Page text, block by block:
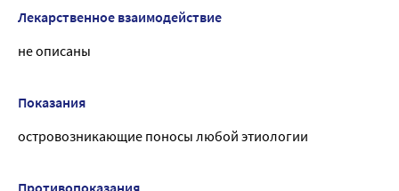
Лекарственное взаимодействие
не описаны
Показания
островозникающие поносы любой этиологии